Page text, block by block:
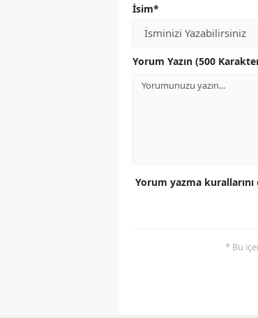
İsim*
Yorum Yazın (500
Yorum yazma kurallarını
* Bu